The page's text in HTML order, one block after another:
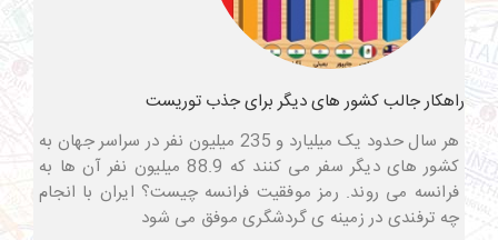
راهکار جالب کشور های دیگر برای جذب توریست
هر سال حدود یک میلیارد و 235 میلیون نفر در سراسر جهان به
کشور های دیگر سفر می کنند که 88.9 میلیون نفر آن ها به
فرانسه می روند. رمز موفقیت فرانسه چیست؟ ایران با انجام
چه ترفندی در زمینه ی گردشگری موفق می شود